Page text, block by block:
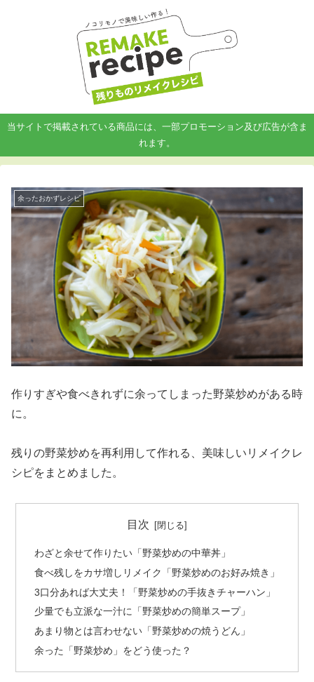
当サイトで掲載されている商品には、一部プロモーション及び広告が含ま
れます。
余ったおかずレシピ
作りすぎや食べきれずに余ってしまった野菜炒めがある時
に。
残りの野菜炒めを再利用して作れる、美味しいリメイクレ
シピをまとめました。
目次
わざと余せて作りたい「野菜炒めの中華丼」
食べ残しをカサ増しリメイク「野菜炒めのお好み焼き」
3口分あれば大丈夫！「野菜炒めの手抜きチャーハン」
少量でも立派な一汁に「野菜炒めの簡単スープ」
あまり物とは言わせない「野菜炒めの焼うどん」
余った「野菜炒め」をどう使った？